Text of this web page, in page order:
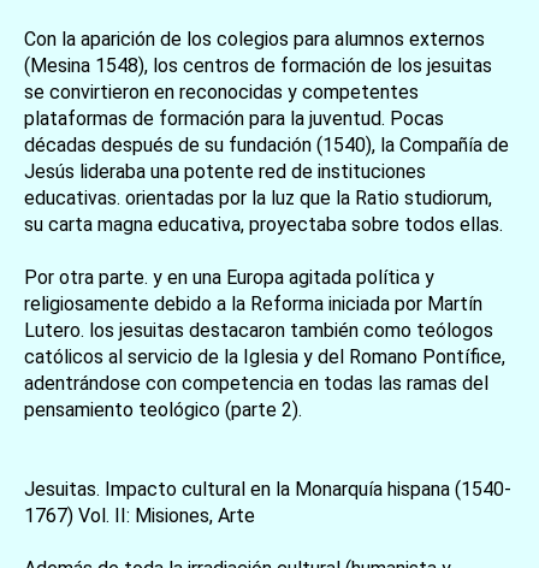
Con la aparición de los colegios para alumnos externos
(Mesina 1548), los centros de formación de los jesuitas
se convirtieron en reconocidas y competentes
plataformas de formación para la juventud. Pocas
décadas después de su fundación (1540), la Compañía de
Jesús lideraba una potente red de instituciones
educativas. orientadas por la luz que la Ratio studiorum,
su carta magna educativa, proyectaba sobre todos ellas.
Por otra parte. y en una Europa agitada política y
religiosamente debido a la Reforma iniciada por Martín
Lutero. los jesuitas destacaron también como teólogos
católicos al servicio de la Iglesia y del Romano Pontífice,
adentrándose con competencia en todas las ramas del
pensamiento teológico (parte 2).
Jesuitas. Impacto cultural en la Monarquía hispana (1540-
1767) Vol. II: Misiones, Arte